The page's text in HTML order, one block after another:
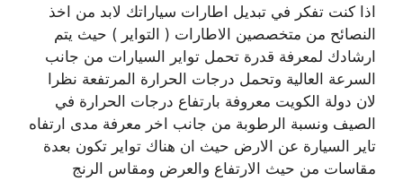
اذا كنت تفكر في تبديل اطارات سياراتك لابد من اخذ
النصائح من متخصصين الاطارات ( التواير ) حيث يتم
ارشادك لمعرفة قدرة تحمل تواير السيارات من جانب
السرعة العالية وتحمل درجات الحرارة المرتفعة نظرا
لان دولة الكويت معروفة بارتفاع درجات الحرارة في
الصيف ونسبة الرطوبة من جانب اخر معرفة مدى ارتفاه
تاير السيارة عن الارض حيث ان هناك تواير تكون بعدة
مقاسات من حيث الارتفاع والعرض ومقاس الرنج